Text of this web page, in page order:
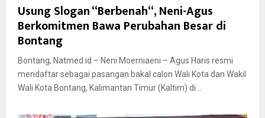
Usung Slogan “Berbenah“, Neni-Agus
Berkomitmen Bawa Perubahan Besar di
Bontang
Bontang, Natmed.id – Neni Moerniaeni – Agus Haris resmi
mendaftar sebagai pasangan bakal calon Wali Kota dan Wakil
Wali Kota Bontang, Kalimantan Timur (Kaltim) di...